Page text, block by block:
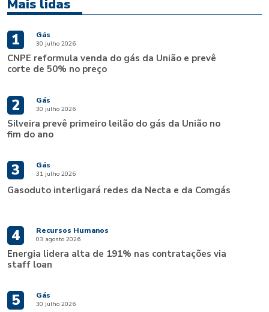
Mais lidas
1 Gás
30 julho 2026
CNPE reformula venda do gás da União e prevê
corte de 50% no preço
2 Gás
30 julho 2026
Silveira prevê primeiro leilão do gás da União no
fim do ano
3 Gás
31 julho 2026
Gasoduto interligará redes da Necta e da Comgás
4 Recursos Humanos
03 agosto 2026
Energia lidera alta de 191% nas contratações via
staff loan
5 Gás
30 julho 2026